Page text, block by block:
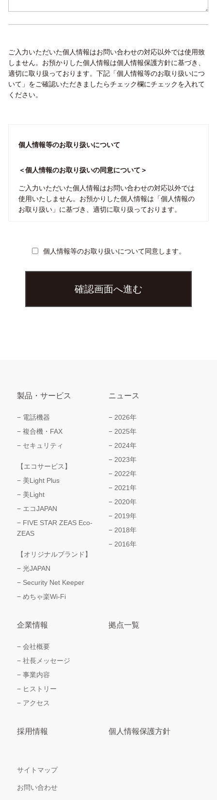
ご入力いただいた個人情報はお問い合わせの対応以外では使用致
しません。お預かりした個人情報は個人情報保護方針に基づき、
適切に取り扱っております。下記「個人情報等のお取り扱いにつ
いて」をご確認いただきましたらチェック欄にチェックを入れて
ください。
個人情報等のお取り扱いについて
＜個人情報のお取り扱いの同意について＞
ご入力いただいた個人情報はお問い合わせの対応以外では
使用いたしません。お預かりした個人情報は「個人情報の
お取り扱い」に基づき、適切に取り扱っております。
ご入力いただいた個人情報は、以下のとおりお取り扱いい
ご入力いただいた個人情報は、お問い合わせに伴う対応
のために利用いたします。
当社は、あらかじめお問い合わせ者様の同意がある場
合、または法令などに基づく場合を除き、ご入力いただ
ように請求することができます。開示などに関するお問
当社ホームページでは、クッキーは使用しておりませ
者のコンピューターに預けておく小さなテキストファイ
ルの名称です。
当該個人情報取扱事業者の名称 ： 日本通信機器株式会社
個人情報保護管理者 ： 取締役営業本部長 村井 幸祐
《連絡先》 TEL：06-6264-8188 ／ E-mail：eigyo-
honbu@nitsuki.co.jp
個人情報等のお取り扱いについて同意します。
製品・サービス
電話機器
複合機・FAX
セキュリティ
【エコサービス】
美Light Plus
美Light
エコJAPAN
FIVE STAR ZEAS Eco-
ZEAS
【オリジナルブランド】
光JAPAN
Security Net Keeper
めちゃ楽Wi-Fi
ニュース
2026年
2025年
2024年
2023年
2022年
2021年
2020年
2019年
2018年
2016年
企業情報
会社概要
社長メッセージ
事業内容
ヒストリー
アクセス
拠点一覧
採用情報 個人情報保護方針
サイトマップ
お問い合わせ